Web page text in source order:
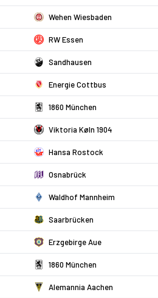
Wehen Wiesbaden
RW Essen
Sandhausen
Energie Cottbus
1860 München
Viktoria Køln 1904
Hansa Rostock
Osnabrück
Waldhof Mannheim
Saarbrücken
Erzgebirge Aue
1860 München
Alemannia Aachen